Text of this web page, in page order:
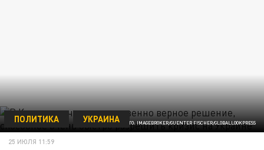
/ФОТО: IMAGEBROKER/GUENTER FISCHER/GLOBALLOOKPRESS
ПОЛИТИКА УКРАИНА
25 ИЮЛЯ 11:59